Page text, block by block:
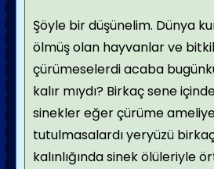
Şöyle bir düşünelim. Dünya
ölmüş olan hayvanlar ve
çürümeselerdi acaba
kalır mıydı? Birkaç sene
sinekler eğer çürüme
tutulmasalardı yeryüzü
kalınlığında sinek ölüleriyle